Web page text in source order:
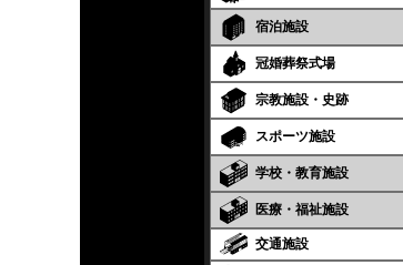
宿泊施設
冠婚葬祭式場
宗教施設・史跡
スポーツ施設
学校・教育施設
医療・福祉施設
交通施設